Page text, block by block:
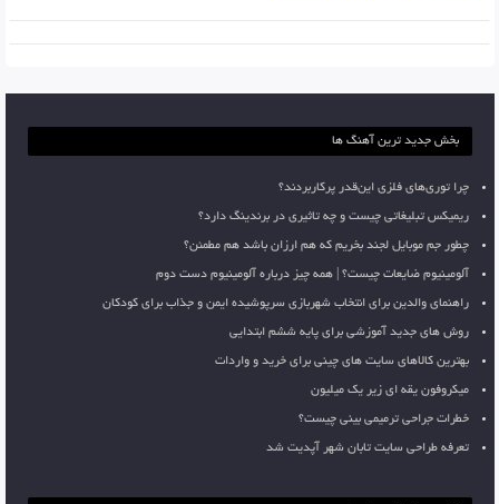
بخش جدید ترین آهنگ ها
چرا توری‌های فلزی این‌قدر پرکاربردند؟
ریمیکس تبلیغاتی چیست و چه تاثیری در برندینگ دارد؟
چطور جم موبایل لجند بخریم که هم ارزان باشد هم مطمئن؟
آلومینیوم ضایعات چیست؟ | همه چیز درباره آلومینیوم دست دوم
راهنمای والدین برای انتخاب شهربازی سرپوشیده ایمن و جذاب برای کودکان
روش های جدید آموزشی برای پایه ششم ابتدایی
بهترین کالاهای سایت های چینی برای خرید و واردات
میکروفون یقه ای زیر یک میلیون
خطرات جراحی ترمیمی بینی چیست؟
تعرفه طراحی سایت تابان شهر آپدیت شد